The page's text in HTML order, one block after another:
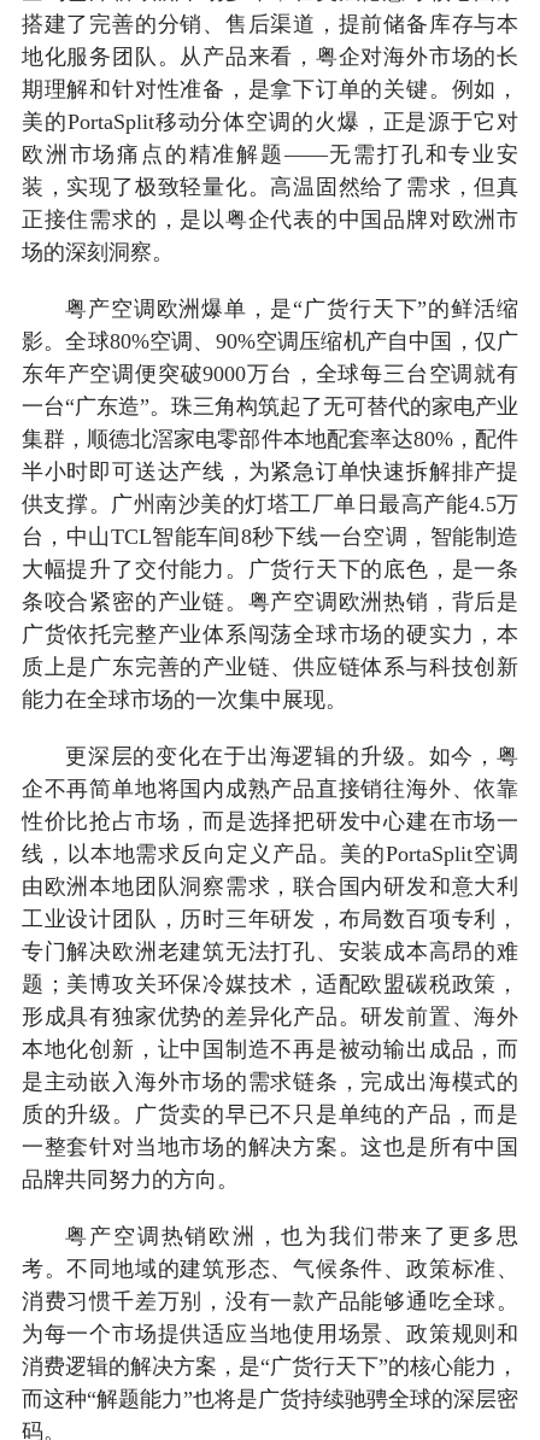
搭建了完善的分销、售后渠道，提前储备库存与本
地化服务团队。从产品来看，粤企对海外市场的长
期理解和针对性准备，是拿下订单的关键。例如，
美的PortaSplit移动分体空调的火爆，正是源于它对
欧洲市场痛点的精准解题——无需打孔和专业安
装，实现了极致轻量化。高温固然给了需求，但真
正接住需求的，是以粤企代表的中国品牌对欧洲市
场的深刻洞察。
粤产空调欧洲爆单，是“广货行天下”的鲜活缩
影。全球80%空调、90%空调压缩机产自中国，仅广
东年产空调便突破9000万台，全球每三台空调就有
一台“广东造”。珠三角构筑起了无可替代的家电产业
集群，顺德北滘家电零部件本地配套率达80%，配件
半小时即可送达产线，为紧急订单快速拆解排产提
供支撑。广州南沙美的灯塔工厂单日最高产能4.5万
台，中山TCL智能车间8秒下线一台空调，智能制造
大幅提升了交付能力。广货行天下的底色，是一条
条咬合紧密的产业链。粤产空调欧洲热销，背后是
广货依托完整产业体系闯荡全球市场的硬实力，本
质上是广东完善的产业链、供应链体系与科技创新
能力在全球市场的一次集中展现。
更深层的变化在于出海逻辑的升级。如今，粤
企不再简单地将国内成熟产品直接销往海外、依靠
性价比抢占市场，而是选择把研发中心建在市场一
线，以本地需求反向定义产品。美的PortaSplit空调
由欧洲本地团队洞察需求，联合国内研发和意大利
工业设计团队，历时三年研发，布局数百项专利，
专门解决欧洲老建筑无法打孔、安装成本高昂的难
题；美博攻关环保冷媒技术，适配欧盟碳税政策，
形成具有独家优势的差异化产品。研发前置、海外
本地化创新，让中国制造不再是被动输出成品，而
是主动嵌入海外市场的需求链条，完成出海模式的
质的升级。广货卖的早已不只是单纯的产品，而是
一整套针对当地市场的解决方案。这也是所有中国
品牌共同努力的方向。
粤产空调热销欧洲，也为我们带来了更多思
考。不同地域的建筑形态、气候条件、政策标准、
消费习惯千差万别，没有一款产品能够通吃全球。
为每一个市场提供适应当地使用场景、政策规则和
消费逻辑的解决方案，是“广货行天下”的核心能力，
而这种“解题能力”也将是广货持续驰骋全球的深层密
码。